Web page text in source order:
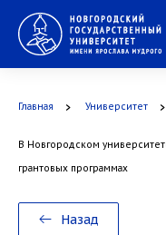
Главная Университет
В Новгородском
грантовых программах
Назад